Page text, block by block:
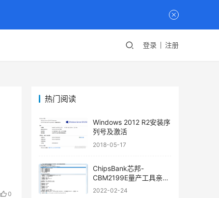
登录 注册
0
热门阅读
Windows 2012 R2安装序
列号及激活
2018-05-17
ChipsBank芯邦-
CBM2199E量产工具亲测
可用
2022-02-24